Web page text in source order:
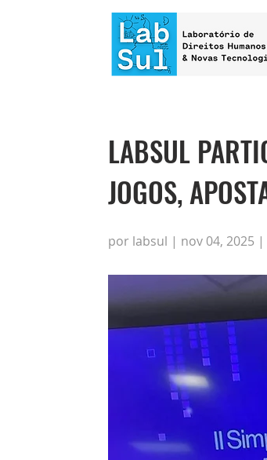
LABSUL
JOGOS,
por labsul | nov 04, 2025 |